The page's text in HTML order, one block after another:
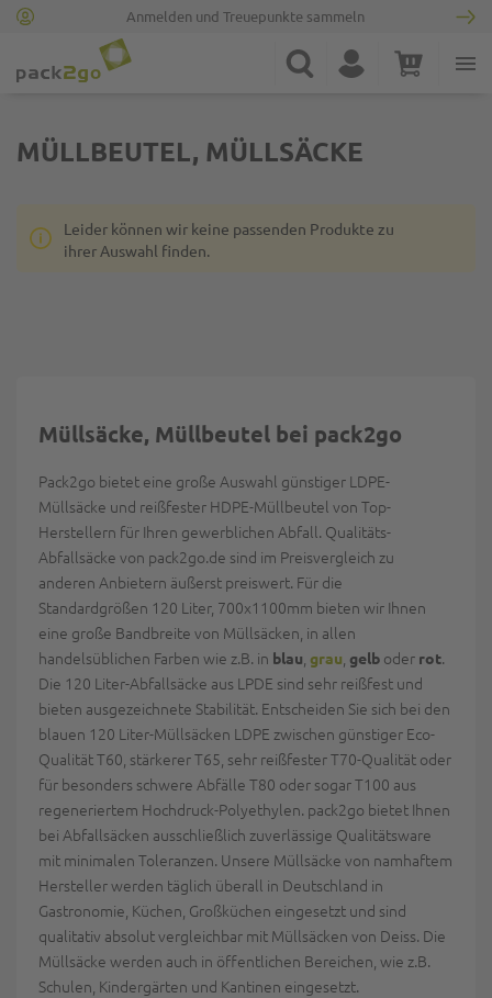
Anmelden und Treuepunkte sammeln
Suche Konto Warenkorb
MÜLLBEUTEL, MÜLLSÄCKE
Leider können wir keine passenden Produkte zu
ihrer Auswahl finden.
Müllsäcke, Müllbeutel bei pack2go
Pack2go bietet eine große Auswahl günstiger LDPE-
Müllsäcke und reißfester HDPE-Müllbeutel von Top-
Herstellern für Ihren gewerblichen Abfall. Qualitäts-
Abfallsäcke von pack2go.de sind im Preisvergleich zu
anderen Anbietern äußerst preiswert. Für die
Standardgrößen 120 Liter, 700x1100mm bieten wir Ihnen
eine große Bandbreite von Müllsäcken, in allen
handelsüblichen Farben wie z.B. in blau, grau, gelb oder rot.
Die 120 Liter-Abfallsäcke aus LPDE sind sehr reißfest und
bieten ausgezeichnete Stabilität. Entscheiden Sie sich bei den
blauen 120 Liter-Müllsäcken LDPE zwischen günstiger Eco-
Qualität T60, stärkerer T65, sehr reißfester T70-Qualität oder
für besonders schwere Abfälle T80 oder sogar T100 aus
regeneriertem Hochdruck-Polyethylen. pack2go bietet Ihnen
bei Abfallsäcken ausschließlich zuverlässige Qualitätsware
mit minimalen Toleranzen. Unsere Müllsäcke von namhaftem
Hersteller werden täglich überall in Deutschland in
Gastronomie, Küchen, Großküchen eingesetzt und sind
qualitativ absolut vergleichbar mit Müllsäcken von Deiss. Die
Müllsäcke werden auch in öffentlichen Bereichen, wie z.B.
Schulen, Kindergärten und Kantinen eingesetzt.